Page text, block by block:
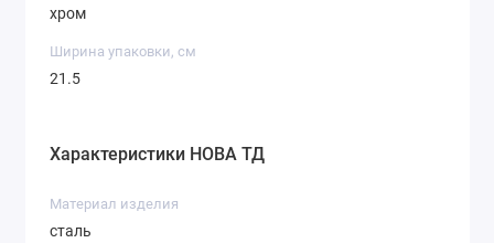
хром
Ширина упаковки, см
21.5
Характеристики НОВА ТД
Материал изделия
сталь